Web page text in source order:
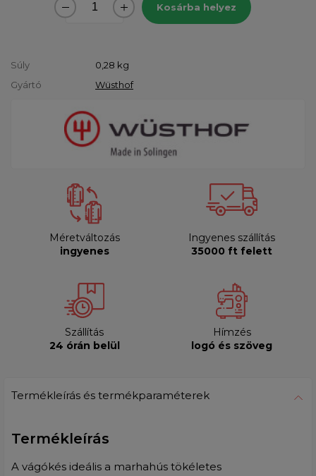
Kosárba helyez
Súly 0,28 kg
Gyártó
Wüsthof
Méretváltozás
ingyenes
Ingyenes szállítás
35000 ft felett
Szállítás
24 órán belül
Hímzés
logó és szöveg
Termékleírás és termékparaméterek
Termékleírás
A vágókés ideális a marhahús tökéletes